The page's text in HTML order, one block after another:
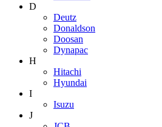
D
Deutz
Donaldson
Doosan
Dynapac
H
Hitachi
Hyundai
I
Isuzu
J